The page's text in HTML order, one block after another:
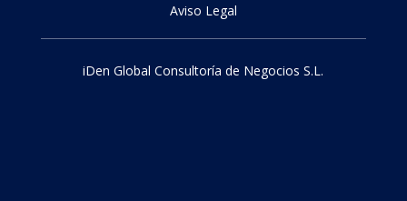
Aviso Legal
iDen Global Consultoría de Negocios S.L.